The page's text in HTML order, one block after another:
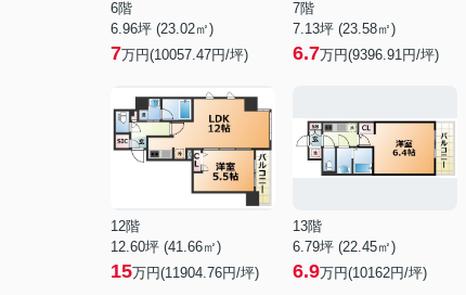
6階
6.96坪 (23.02㎡)
7万円(10057.47円/坪)
7階
7.13坪 (23.58㎡)
6.7万円(9396.91円/坪)
12階
12.60坪 (41.66㎡)
15万円(11904.76円/坪)
13階
6.79坪 (22.45㎡)
6.9万円(10162円/坪)